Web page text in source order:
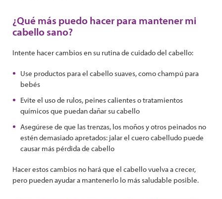
¿Qué más puedo hacer para mantener mi
cabello sano?
Intente hacer cambios en su rutina de cuidado del cabello:
Use productos para el cabello suaves, como champú para
bebés
Evite el uso de rulos, peines calientes o tratamientos
químicos que puedan dañar su cabello
Asegúrese de que las trenzas, los moños y otros peinados no
estén demasiado apretados: jalar el cuero cabelludo puede
causar más pérdida de cabello
Hacer estos cambios no hará que el cabello vuelva a crecer,
pero pueden ayudar a mantenerlo lo más saludable posible.